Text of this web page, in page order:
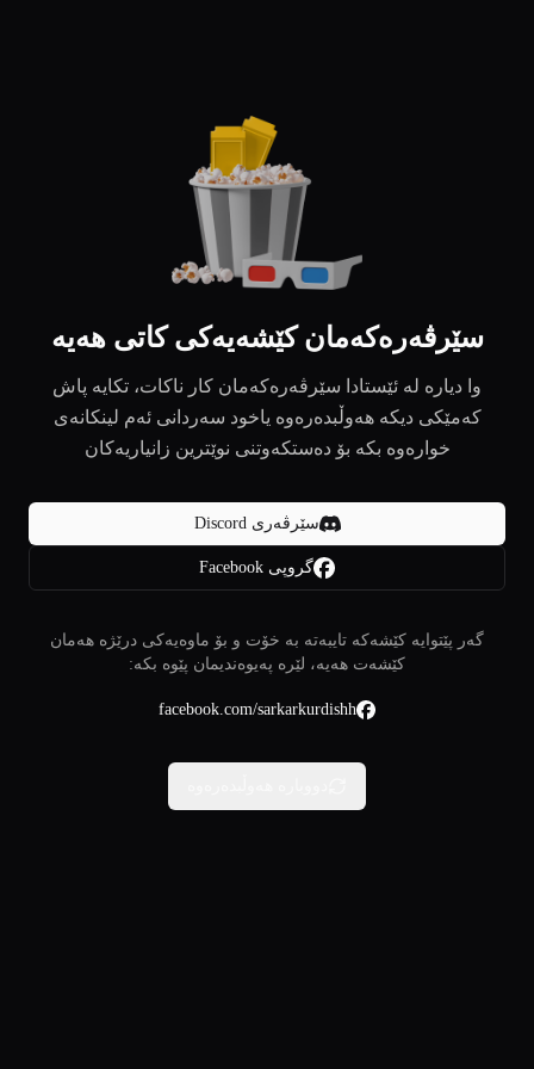
سێرڤەرەکەمان کێشەیەکی کاتی هەیە
وا دیارە لە ئێستادا سێرڤەرەکەمان کار ناکات، تکایە پاش
کەمێکی دیکە هەوڵبدەرەوە یاخود سەردانی ئەم لینکانەی
خوارەوە بکە بۆ دەستکەوتنی نوێترین زانیاریەکان
سێرڤەری Discord
گروپی Facebook
گەر پێتوایە کێشەکە تایبەتە بە خۆت و بۆ ماوەیەکی درێژە هەمان
کێشەت هەیە، لێرە پەیوەندیمان پێوە بکە:
facebook.com/sarkarkurdishh